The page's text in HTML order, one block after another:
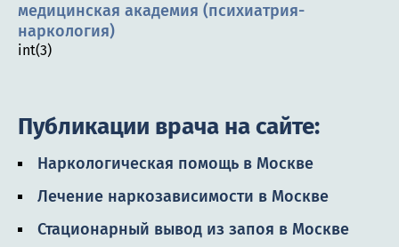
медицинская академия (психиатрия-
наркология)
int(3)
Публикации врача на сайте:
Наркологическая помощь в Москве
Лечение наркозависимости в Москве
Стационарный вывод из запоя в Москве